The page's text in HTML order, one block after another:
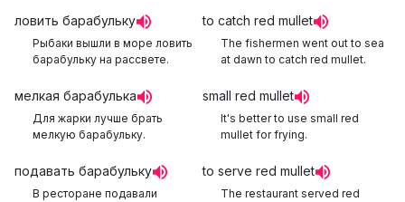
ловить барабульку
Рыбаки вышли в море ловить
барабульку на рассвете.
to catch red mullet
The fishermen went out to sea
at dawn to catch red mullet.
мелкая барабулька
Для жарки лучше брать
мелкую барабульку.
small red mullet
It's better to use small red
mullet for frying.
подавать барабульку
В ресторане подавали
to serve red mullet
The restaurant served red